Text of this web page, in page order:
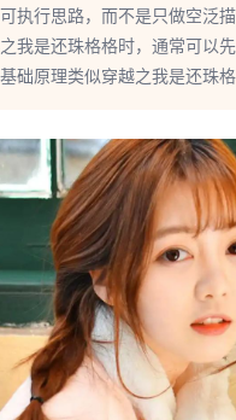
执行思路，而不是只做空泛
我是还珠格格时，通常可以
础原理类似穿越之我是还珠